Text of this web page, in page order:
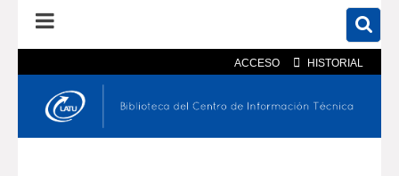
ACCESO HISTORIAL
En el catálogo En el sitio